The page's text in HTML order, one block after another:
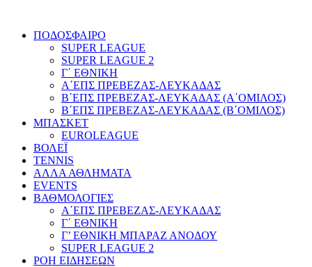
ΠΟΔΟΣΦΑΙΡΟ
SUPER LEAGUE
SUPER LEAGUE 2
Γ΄ ΕΘΝΙΚΗ
Α΄ΕΠΣ ΠΡΕΒΕΖΑΣ-ΛΕΥΚΑΔΑΣ
Β΄ΕΠΣ ΠΡΕΒΕΖΑΣ-ΛΕΥΚΑΔΑΣ (Α΄ΟΜΙΛΟΣ)
Β΄ΕΠΣ ΠΡΕΒΕΖΑΣ-ΛΕΥΚΑΔΑΣ (Β΄ΟΜΙΛΟΣ)
ΜΠΑΣΚΕΤ
EUROLEAGUE
ΒΟΛΕΪ
TENNIS
ΑΛΛΑ ΑΘΛΗΜΑΤΑ
EVENTS
ΒΑΘΜΟΛΟΓΙΕΣ
Α΄ΕΠΣ ΠΡΕΒΕΖΑΣ-ΛΕΥΚΑΔΑΣ
Γ΄ ΕΘΝΙΚΗ
Γ’ ΕΘΝΙΚΗ ΜΠΑΡΑΖ ΑΝΟΔΟΥ
SUPER LEAGUE 2
ΡΟΗ ΕΙΔΗΣΕΩΝ